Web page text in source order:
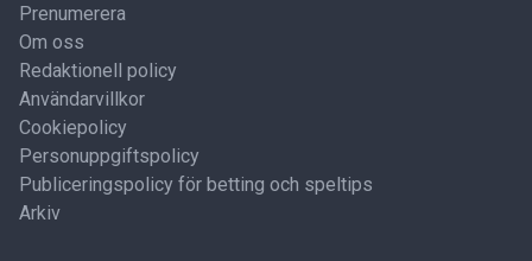
Prenumerera
Om oss
Redaktionell policy
Användarvillkor
Cookiepolicy
Personuppgiftspolicy
Publiceringspolicy för betting och speltips
Arkiv